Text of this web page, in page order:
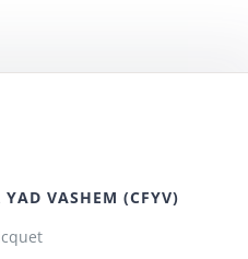
VASHEM (CFYV)